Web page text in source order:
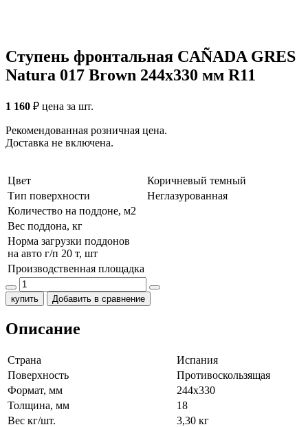
Ступень фронтальная CAÑADA GRES
Natura 017 Brown 244x330 мм R11
1 160 ₽ цена за шт.
Рекомендованная розничная цена.
Доставка не включена.
Цвет
Коричневый темный
Тип поверхности
Неглазурованная
Количество на поддоне, м2
Вес поддона, кг
Норма загрузки поддонов
на авто г/п 20 т, шт
Производственная площадка
купить Добавить в сравнение
Описание
Страна
Испания
Поверхность
Противоскользящая
Формат, мм
244x330
Толщина, мм
18
Вес кг/шт.
3,30 кг